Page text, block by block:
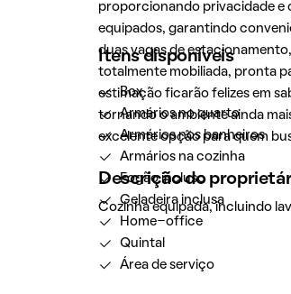
proporcionando privacidade e
equipados, garantindo
duas vagas de
totalmente mobiliada, pronta
estimação ficarão felizes em
tornando o ambiente ainda
excelente opção para quem
Descrição do
Cozinha equipada, incluindo
Itens disponíveis
Box
Armários no quarto
Armários nos banheiros
Armários na cozinha
Fogão incluso
Geladeira inclusa
Home-office
Quintal
Área de serviço